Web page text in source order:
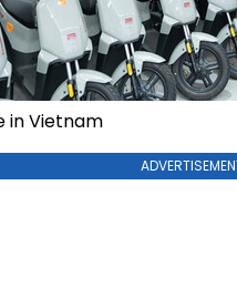
in Vietnam